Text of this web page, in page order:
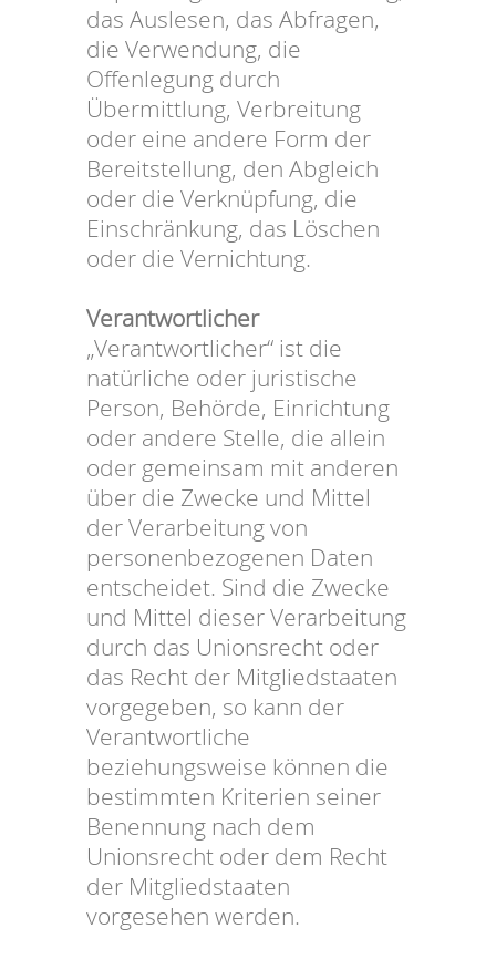
das Auslesen, das Abfragen,
die Verwendung, die
Offenlegung durch
Übermittlung, Verbreitung
oder eine andere Form der
Bereitstellung, den Abgleich
oder die Verknüpfung, die
Einschränkung, das Löschen
oder die Vernichtung.
Verantwortlicher
„Verantwortlicher“ ist die
natürliche oder juristische
Person, Behörde, Einrichtung
oder andere Stelle, die allein
oder gemeinsam mit anderen
über die Zwecke und Mittel
der Verarbeitung von
personenbezogenen Daten
entscheidet. Sind die Zwecke
und Mittel dieser Verarbeitung
durch das Unionsrecht oder
das Recht der Mitgliedstaaten
vorgegeben, so kann der
Verantwortliche
beziehungsweise können die
bestimmten Kriterien seiner
Benennung nach dem
Unionsrecht oder dem Recht
der Mitgliedstaaten
vorgesehen werden.